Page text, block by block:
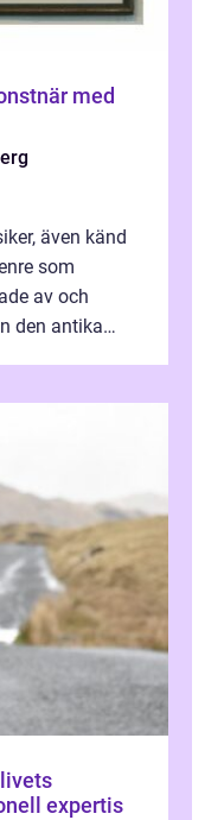
med
även känd
som
av och
den antika
expertis